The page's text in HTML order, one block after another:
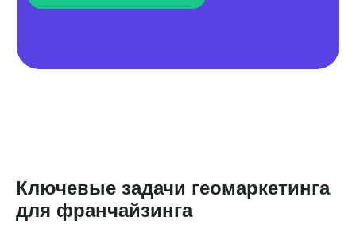
Ключевые задачи геомаркетинга
для франчайзинга